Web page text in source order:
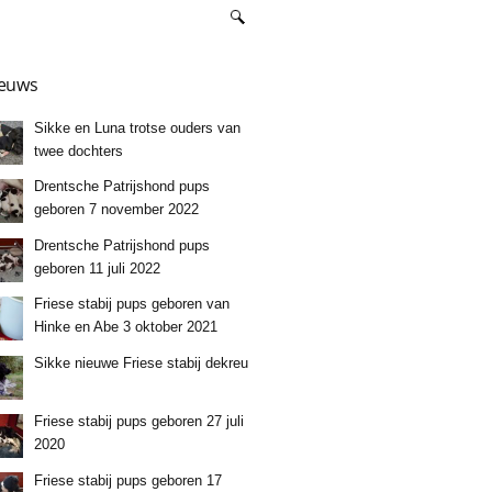
Sikke en Luna trotse ouders van
twee dochters
Drentsche Patrijshond pups
geboren 7 november 2022
Drentsche Patrijshond pups
geboren 11 juli 2022
Friese stabij pups geboren van
Hinke en Abe 3 oktober 2021
Sikke nieuwe Friese stabij dekreu
Friese stabij pups geboren 27 juli
2020
Friese stabij pups geboren 17